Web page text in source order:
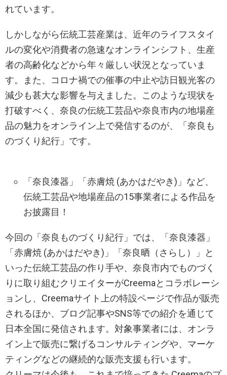
れています。
しかしながら伝統工芸産業は、近年のライフスタイ
ルの変化や消費者の急速なオンラインシフト、生産
者の高齢化などから年々厳しい状況となっていま
す。また、コロナ禍での催事の中止や訪日観光客の
減少も甚大な影響を与えました。このような現状を
打破すべく、奈良の伝統工芸品や奈良市内の地場産
品の魅力をオンライン上で発信するのが、「奈良も
のづくり紀行」です。
「奈良漆器」「赤膚焼 (あかはだやき)」など、
伝統工芸品や地場産品の15事業者による作品を
お披露目！
今回の「奈良ものづくり紀行」では、「奈良漆器」
「赤膚焼 (あかはだやき)」「奈良晒（さらし）」と
いった伝統工芸品の作り手や、奈良市内でものづく
りに取り組むクリエイターがCreemaとコラボレーシ
ョンし、Creemaサイト上の特設ページで作品が販売
されるほか、ブログ記事やSNS等での紹介を通じて
日本全国に発信されます。対象事業者には、オンラ
イン上で販売に繋げるコンサルティングや、マーケ
ティングなどの継続的な販売支援も行います。